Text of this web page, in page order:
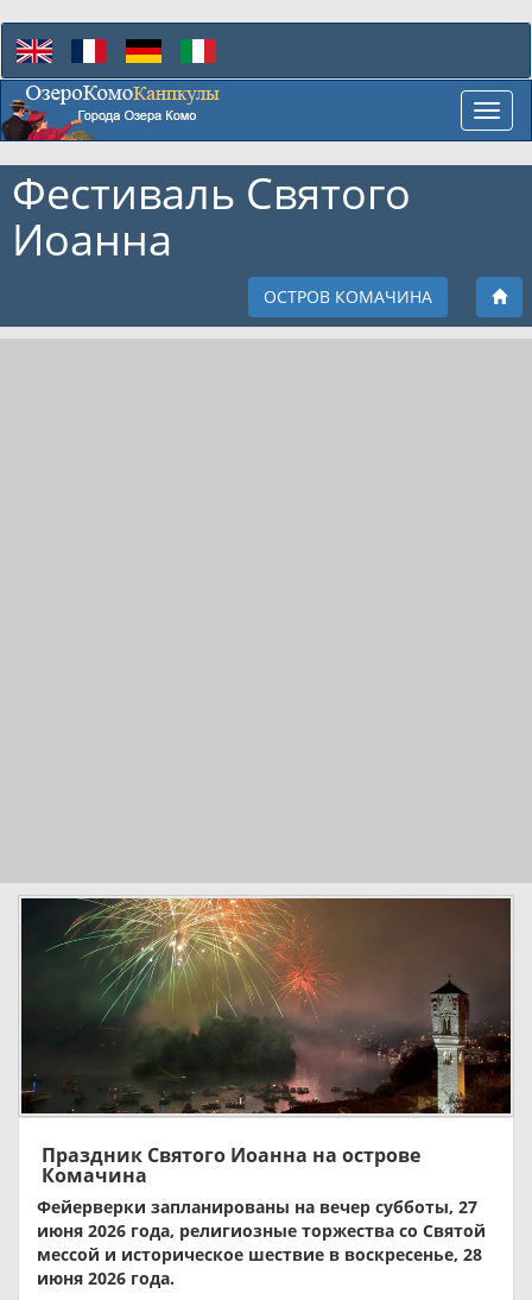
Фестиваль Святого
Иоанна
ОСТРОВ КОМАЧИНА
Праздник Святого Иоанна на острове
Комачина
Фейерверки запланированы на вечер субботы, 27
июня 2026 года, религиозные торжества со Святой
мессой и историческое шествие в воскресенье, 28
июня 2026 года.